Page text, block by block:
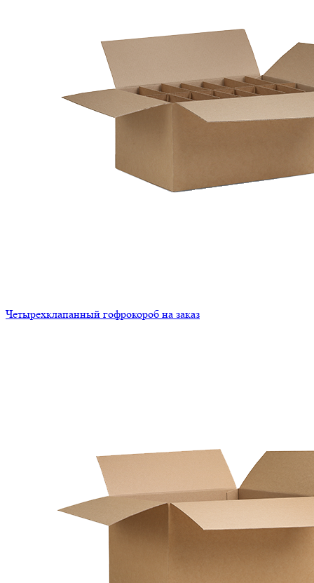
Четырехклапанный гофрокороб на заказ